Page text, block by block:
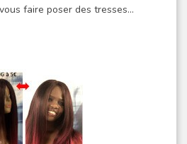
faire poser des tresses...